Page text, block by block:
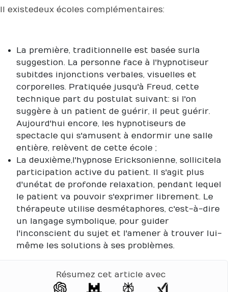
Il existe deux écoles complémentaires :
La première, traditionnelle est basée sur la
suggestion. La personne face à l'hypnotiseur
subit des injonctions verbales, visuelles et
corporelles. Pratiquée jusqu'à Freud, cette
technique part du postulat suivant : si l'on
suggère à un patient de guérir, il peut guérir.
Aujourd'hui encore, les hypnotiseurs de
spectacle qui s'amusent à endormir une salle
entière, relèvent de cette école ;
La deuxième, l'hypnose Ericksonienne, sollicite la
participation active du patient. Il s'agit plus
d'un état de profonde relaxation, pendant lequel
le patient va pouvoir s'exprimer librement. Le
thérapeute utilise des métaphores, c'est-à-dire
un langage symbolique, pour guider
l'inconscient du sujet et l'amener à trouver lui-
même les solutions à ses problèmes.
Résumez cet article avec